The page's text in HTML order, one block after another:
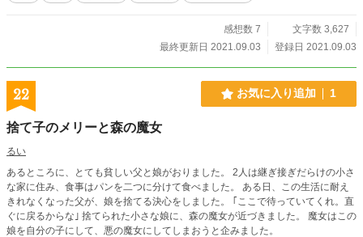
感想数 7
文字数 3,627
最終更新日 2021.09.03
登録日 2021.09.03
22 お気に入り追加 1
捨て子のメリーと森の魔女
るい
あるところに、とても貧しい父と娘がおりました。 2人は継ぎ接ぎだらけの小さ
な家に住み、食事はパンを二つに分けて食べました。 ある日、この生活に耐え
きれなくなった父が、娘を捨てる決心をしました。 ｢ここで待っていてくれ。直
ぐに戻るからな｣ 捨てられた小さな娘に、森の魔女が近づきました。 魔女はこの
娘を自分の子にして、悪の魔女にしてしまおうと企みました。